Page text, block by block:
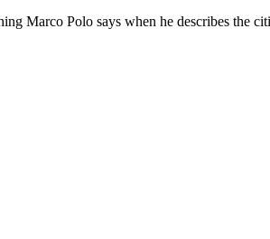
Marco Polo says when he describes the